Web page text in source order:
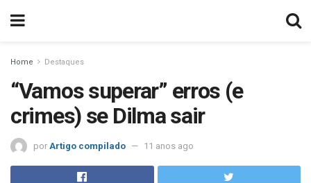
Home Destaques
“Vamos superar” erros (e
crimes) se Dilma sair
por Artigo compilado 11 anos ago